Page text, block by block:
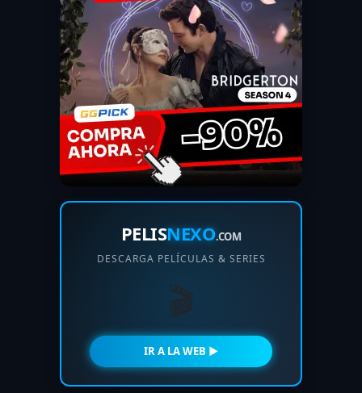
PELISNEXO.COM
DESCARGA PELÍCULAS & SERIES
🎬
IR A LA WEB ►